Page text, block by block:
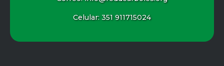
Celular: 351 911715024